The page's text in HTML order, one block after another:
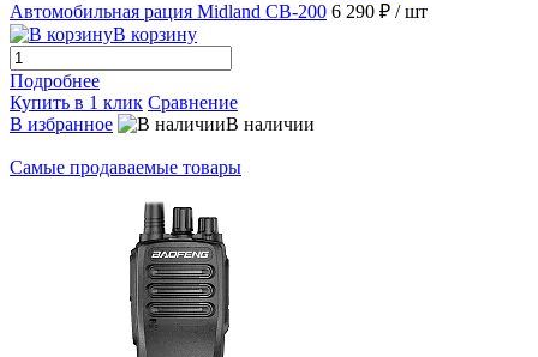
Автомобильная рация Midland CB-200 6 290 ₽ / шт
В корзину
Подробнее
Купить в 1 клик Сравнение
В избранное
В наличии
Самые продаваемые товары